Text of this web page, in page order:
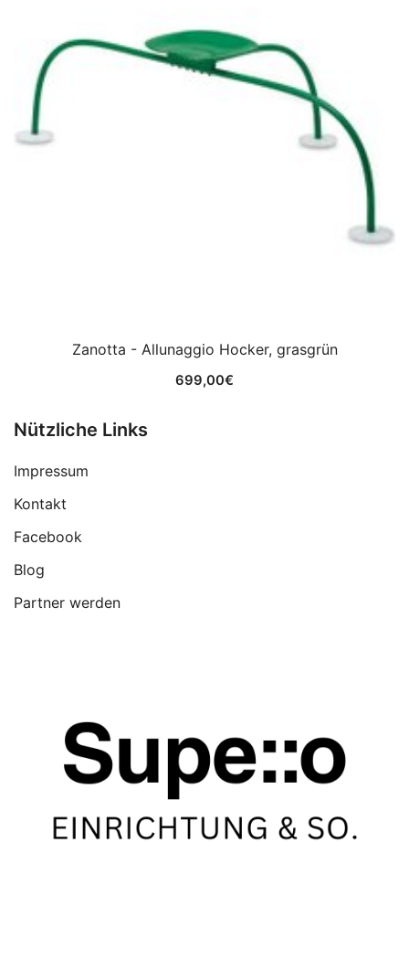
Zanotta - Allunaggio Hocker, grasgrün
699,00€
Nützliche Links
Impressum
Kontakt
Facebook
Blog
Partner werden